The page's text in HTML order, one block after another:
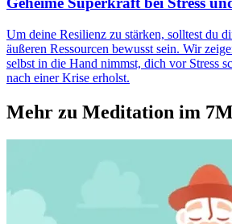
Um deine Resilienz zu stärken, solltest du
äußeren Ressourcen bewusst sein. Wir
selbst in die Hand nimmst, dich vor Stress
nach einer Krise erholst.
Mehr zu Meditation im